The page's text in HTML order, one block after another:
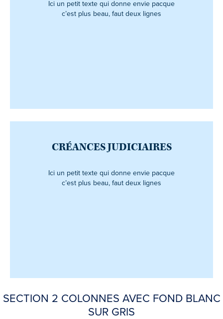
Ici un petit texte qui donne envie pacque
c’est plus beau, faut deux lignes
CRÉANCES JUDICIAIRES
Ici un petit texte qui donne envie pacque
c’est plus beau, faut deux lignes
SECTION 2 COLONNES AVEC FOND BLANC
SUR GRIS